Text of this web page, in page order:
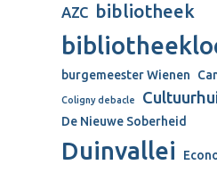
AZC bibliotheek
burgemeester Wienen
Coligny debacle
De Nieuwe Soberheid
Duinvallei